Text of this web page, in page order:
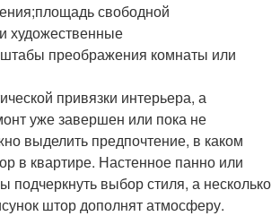
свободной
художественные
преображения комнаты или
привязки интерьера, а
уже завершен или пока не
выделить предпочтение, в каком
в квартире. Настенное панно или
подчеркнуть выбор стиля, а несколько
штор дополнят атмосферу.